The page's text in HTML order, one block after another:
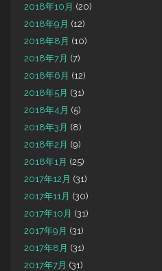
2018年10月 (20)
2018年9月 (12)
2018年8月 (10)
2018年7月 (7)
2018年6月 (12)
2018年5月 (31)
2018年4月 (5)
2018年3月 (8)
2018年2月 (9)
2018年1月 (25)
2017年12月 (31)
2017年11月 (30)
2017年10月 (31)
2017年9月 (31)
2017年8月 (31)
2017年7月 (31)